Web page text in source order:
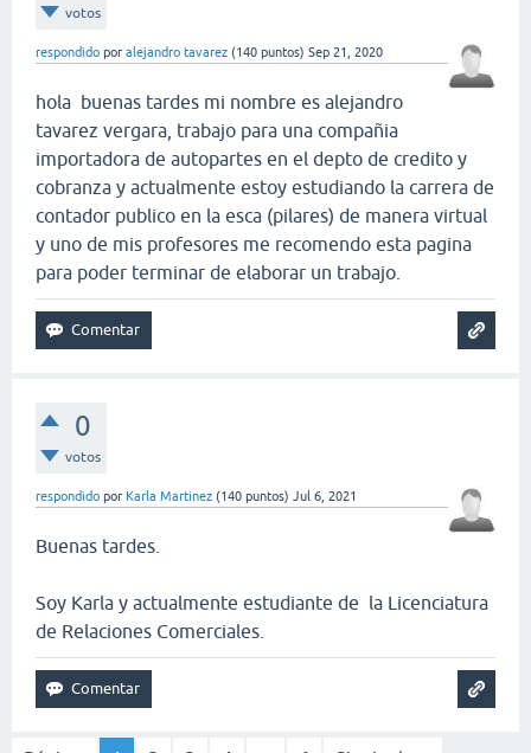
votos
respondido por alejandro tavarez (140 puntos) Sep 21, 2020
hola buenas tardes mi nombre es alejandro
tavarez vergara, trabajo para una compañia
importadora de autopartes en el depto de credito y
cobranza y actualmente estoy estudiando la carrera de
contador publico en la esca (pilares) de manera virtual
y uno de mis profesores me recomendo esta pagina
para poder terminar de elaborar un trabajo.
0
votos
respondido por Karla Martinez (140 puntos) Jul 6, 2021
Buenas tardes.
Soy Karla y actualmente estudiante de la Licenciatura
de Relaciones Comerciales.